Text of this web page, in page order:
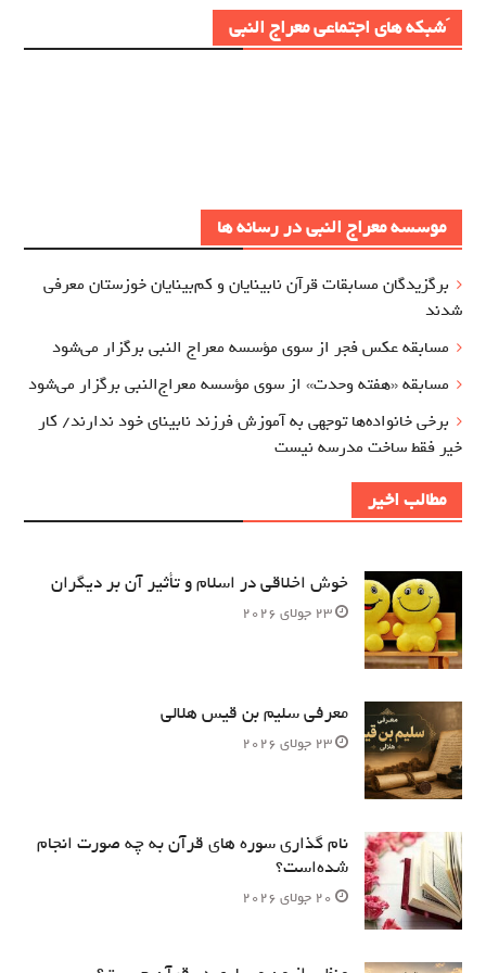
َشبکه های اجتماعی معراج النبی
موسسه معراج النبی در رسانه ها
برگزيدگان مسابقات قرآن نابینایان و کم‌بینایان خوزستان معرفي
شدند
مسابقه عکس فجر از سوی مؤسسه معراج‌ النبی برگزار می‌شود
مسابقه «هفته وحدت» از سوی مؤسسه معراج‌النبی برگزار می‌شود
برخی خانواده‌ها توجهی به آموزش‌ فرزند نابینای خود ندارند/ کار
خیر فقط ساخت مدرسه نیست
مطالب اخیر
خوش اخلاقی در اسلام و تأثیر آن بر دیگران
23 جولای 2026
معرفی سلیم بن قیس هلالی
23 جولای 2026
نام‌ گذاری سوره های قرآن به چه صورت انجام
شده‌است؟
20 جولای 2026